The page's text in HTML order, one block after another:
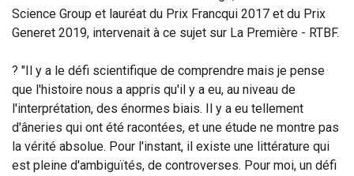
Science Group et lauréat du Prix Francqui 2017 et du Prix
Generet 2019, intervenait à ce sujet sur La Première - RTBF.
? "Il y a le défi scientifique de comprendre mais je pense
que l'histoire nous a appris qu'il y a eu, au niveau de
l'interprétation, des énormes biais. Il y a eu tellement
d'âneries qui ont été racontées, et une étude ne montre pas
la vérité absolue. Pour l'instant, il existe une littérature qui
est pleine d'ambiguïtés, de controverses. Pour moi, un défi